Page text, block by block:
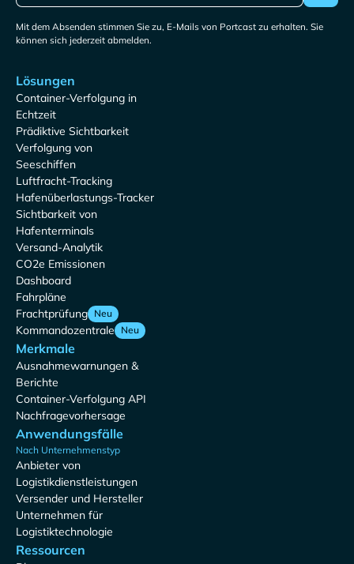
Mit dem Absenden stimmen Sie zu, E-Mails von Portcast zu erhalten. Sie
können sich jederzeit abmelden.
Lösungen
Container-Verfolgung in
Echtzeit
Prädiktive Sichtbarkeit
Verfolgung von
Seeschiffen
Luftfracht-Tracking
Hafenüberlastungs-Tracker
Sichtbarkeit von
Hafenterminals
Versand-Analytik
CO2e Emissionen
Dashboard
Fahrpläne
Frachtprüfung Neu
Kommandozentrale Neu
Merkmale
Ausnahmewarnungen &
Berichte
Container-Verfolgung API
Nachfragevorhersage
Anwendungsfälle
Nach Unternehmenstyp
Anbieter von
Logistikdienstleistungen
Versender und Hersteller
Unternehmen für
Logistiktechnologie
Ressourcen